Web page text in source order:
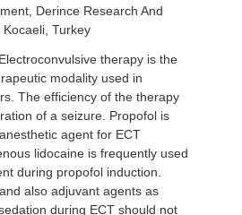
Derince Research And
Turkey
therapy is the
modality used in
The efficiency of the therapy
of a seizure. Propofol is
agent for ECT
lidocaine is frequently used
during propofol induction.
also adjuvant agents as
during ECT should not